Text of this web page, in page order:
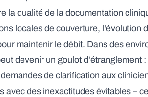
la qualité de la documentation
locales de couverture, l'évolution
maintenir le débit. Dans des
devenir un goulot d'étranglement
de clarification aux
avec des inexactitudes évitables –